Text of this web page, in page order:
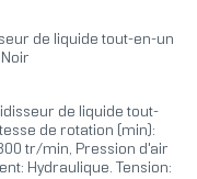
de liquide tout-en-un
Noir
de liquide tout-
de rotation (min):
tr/min, Pression d'air
Hydraulique. Tension: